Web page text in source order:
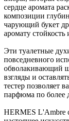
сердце аромата
композиции
чарующий букет
аромату стойкость
Эти туалетные
повседневного
обволакивающий
взгляды и
тестер позволяет
парфюма по более
HERMES L'Ambre